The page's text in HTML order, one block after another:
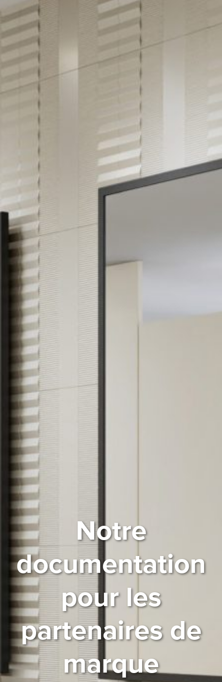
Notre
documentation
pour les
partenaires de
marque